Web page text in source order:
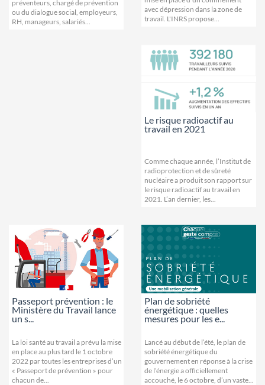
préventeurs, chargé de prévention
ou du dialogue social, employeurs,
RH, manageurs, salariés...
avec dépression dans la zone de
travail. L'INRS propose...
Le risque radioactif au
travail en 2021
Comme chaque année, l’Institut de
radioprotection et de sûreté
nucléaire a produit son rapport sur
le risque radioactif au travail en
2021. L’an dernier, les...
Passeport prévention : le
Ministère du Travail lance
un s...
La loi santé au travail a prévu la mise
en place au plus tard le 1 octobre
2022 par toutes les entreprises d’un
« Passeport de prévention » pour
chacun de...
Plan de sobriété
énergétique : quelles
mesures pour les e...
Lancé au début de l’été, le plan de
sobriété énergétique du
gouvernement en réponse à la crise
de l’énergie a officiellement
accouché, le 6 octobre, d’un vaste...